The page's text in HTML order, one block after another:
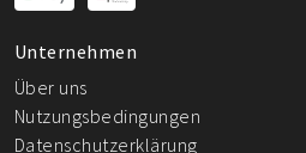
Unternehmen
Über uns
Nutzungsbedingungen
Datenschutzerklärung